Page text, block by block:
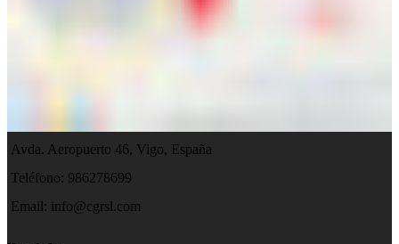
Avda. Aeropuerto 46, Vigo, España
Teléfono: 986278699
Email: info@cgrsl.com